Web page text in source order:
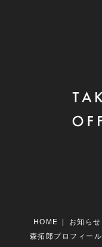
HOME お知らせ
森拓郎プロフィール